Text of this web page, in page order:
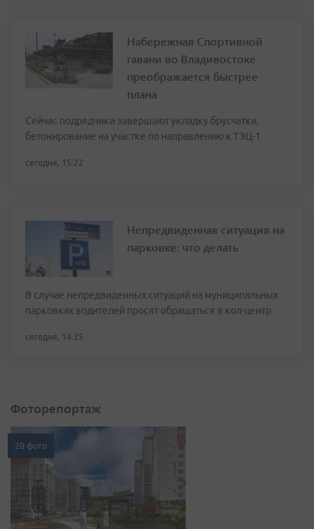
Набережная Спортивной
гавани во Владивостоке
преображается быстрее
плана
Сейчас подрядчики завершают укладку брусчатки,
бетонирование на участке по направлению к ТЭЦ-1
сегодня, 15:22
Непредвиденная ситуация на
парковке: что делать
В случае непредвиденных ситуаций на муниципальных
парковках водителей просят обращаться в кол-центр
сегодня, 14:25
Фоторепортаж
20 фото